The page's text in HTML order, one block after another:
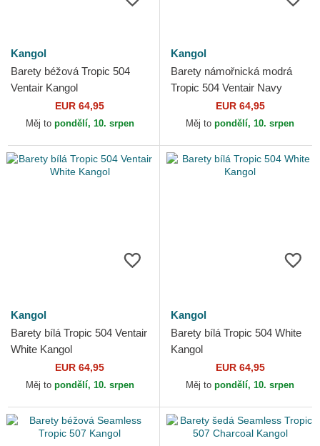
Kangol
Barety béžová Tropic 504
Ventair Kangol
EUR 64,95
Měj to pondělí, 10. srpen
Kangol
Barety námořnická modrá
Tropic 504 Ventair Navy
EUR 64,95
Měj to pondělí, 10. srpen
Kangol
Barety bílá Tropic 504 Ventair
White Kangol
EUR 64,95
Měj to pondělí, 10. srpen
Kangol
Barety bílá Tropic 504 White
Kangol
EUR 64,95
Měj to pondělí, 10. srpen